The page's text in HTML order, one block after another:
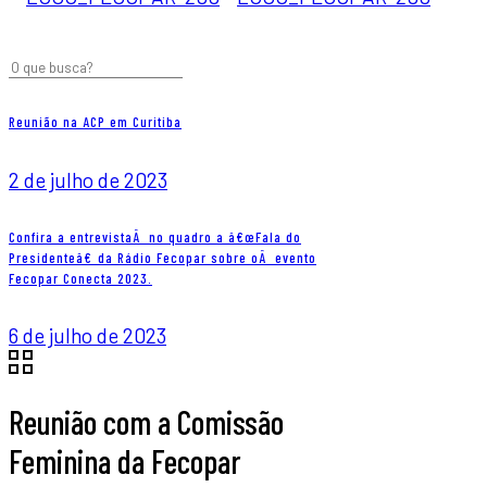
Reunião na ACP em Curitiba
2 de julho de 2023
Confira a entrevistaÂ no quadro a â€œFala do
Presidenteâ€ da Rádio Fecopar sobre oÂ evento
Fecopar Conecta 2023.
6 de julho de 2023
Reunião com a Comissão
Feminina da Fecopar